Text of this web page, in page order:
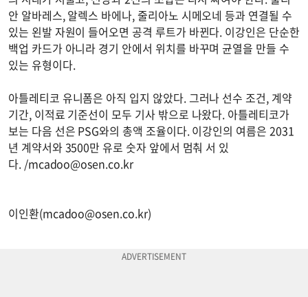
안 알바레스, 알렉스 바에나, 줄리아노 시메오네 등과 연결될 수
있는 왼발 자원이 들어오면 공격 루트가 바뀐다. 이강인은 단순한
백업 카드가 아니라 경기 안에서 위치를 바꾸며 균열을 만들 수
있는 유형이다.
아틀레티코 유니폼은 아직 입지 않았다. 그러나 선수 조건, 계약
기간, 이적료 기준선이 모두 기사 밖으로 나왔다. 아틀레티코가
보는 다음 선은 PSG와의 총액 조율이다. 이강인의 여름은 2031
년 계약서와 3500만 유로 숫자 앞에서 멈춰 서 있
다. /mcadoo@osen.co.kr
이인환(mcadoo@osen.co.kr)